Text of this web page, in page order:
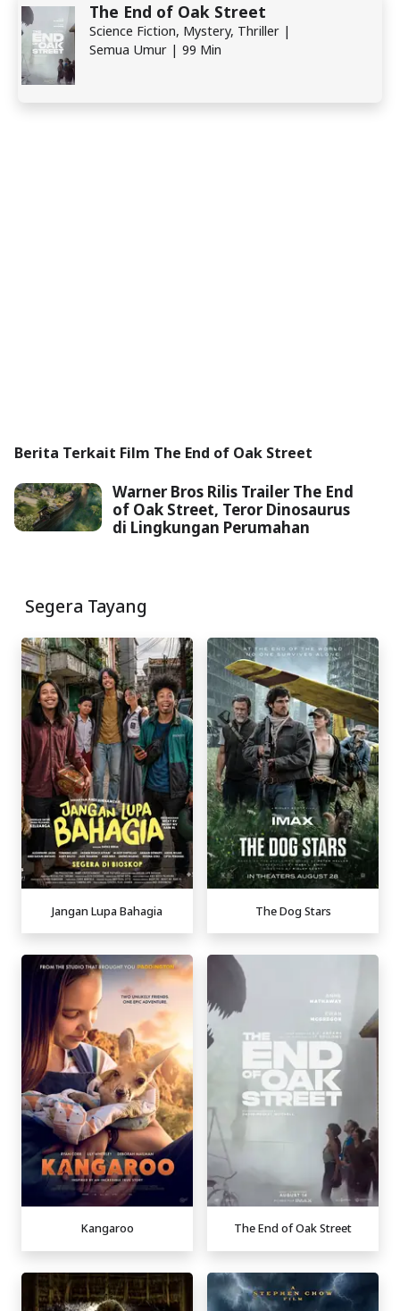
The End of Oak Street
Science Fiction, Mystery, Thriller |
Semua Umur | 99 Min
Berita Terkait Film The End of Oak Street
Warner Bros Rilis Trailer The End
of Oak Street, Teror Dinosaurus
di Lingkungan Perumahan
Segera Tayang
Jangan Lupa Bahagia The Dog Stars
Kangaroo The End of Oak Street